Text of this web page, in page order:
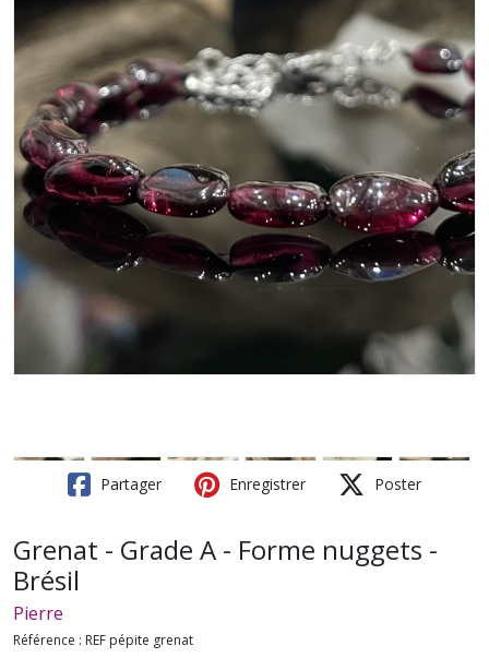
Partager Enregistrer Poster
Grenat - Grade A - Forme nuggets -
Brésil
Pierre
Référence : REF pépite grenat